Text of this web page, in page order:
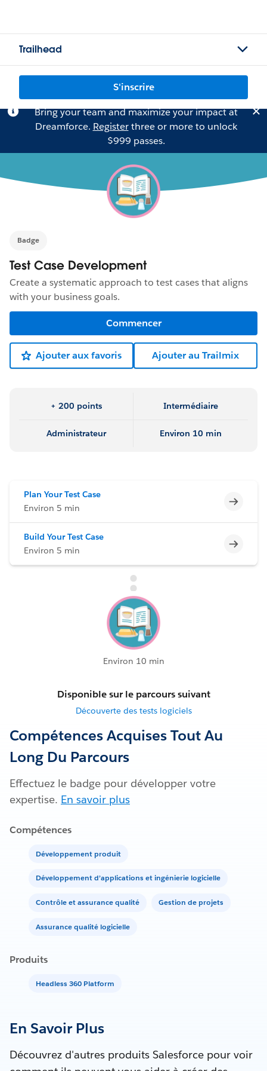
Trailhead
S'inscrire
Bring your team and maximize your impact at
Dreamforce. Registerthree or more to unlock
$999 passes.
Badge
Test Case Development
Create a systematic approach to test cases that aligns
with your business goals.
Commencer
Ajouter aux favoris Ajouter au Trailmix
+ 200 points Intermédiaire
Administrateur Environ 10 min
Plan Your Test Case
Environ 5 min
Build Your Test Case
Environ 5 min
Environ 10 min
Disponible sur le parcours suivant
Découverte des tests logiciels
Compétences Acquises Tout Au
Long Du Parcours
Effectuez le badge pour développer votre
expertise. En savoir plus
Compétences
Développement produit
Développement d’applications et ingénierie logicielle
Contrôle et assurance qualité Gestion de projets
Assurance qualité logicielle
Produits
Headless 360 Platform
En Savoir Plus
Découvrez d'autres produits Salesforce pour voir